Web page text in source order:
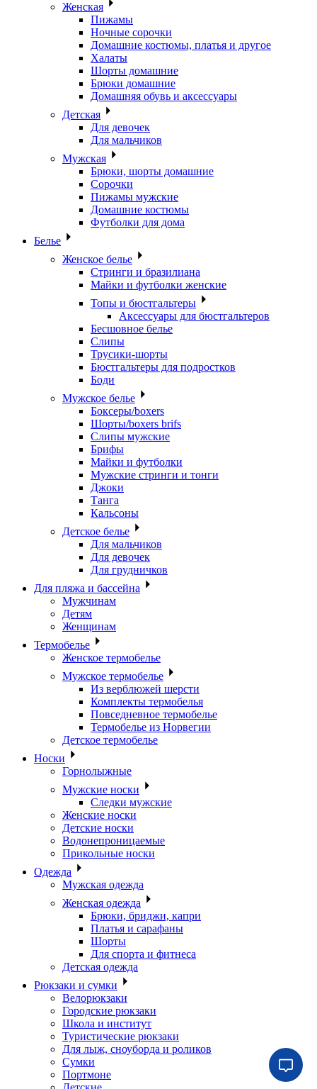
Женская
Пижамы
Ночные сорочки
Домашние костюмы, платья и другое
Халаты
Шорты домашние
Брюки домашние
Домашняя обувь и аксессуары
Детская
Для девочек
Для мальчиков
Мужская
Брюки, шорты домашние
Сорочки
Пижамы мужские
Домашние костюмы
Футболки для дома
Белье
Женское белье
Стринги и бразилиана
Майки и футболки женские
Топы и бюстгальтеры
Аксессуары для бюстгальтеров
Бесшовное белье
Слипы
Трусики-шорты
Бюстгальтеры для подростков
Боди
Мужское белье
Боксеры/boxers
Шорты/boxers brifs
Слипы мужские
Брифы
Майки и футболки
Мужские стринги и тонги
Джоки
Танга
Кальсоны
Детское белье
Для мальчиков
Для девочек
Для грудничков
Для пляжа и бассейна
Мужчинам
Детям
Женщинам
Термобелье
Женское термобелье
Мужское термобелье
Из верблюжей шерсти
Комплекты термобелья
Повседневное термобелье
Термобелье из Норвегии
Детское термобелье
Носки
Горнолыжные
Мужские носки
Следки мужские
Женские носки
Детские носки
Водонепроницаемые
Прикольные носки
Одежда
Мужская одежда
Женская одежда
Брюки, бриджи, капри
Платья и сарафаны
Шорты
Для спорта и фитнеса
Детская одежда
Рюкзаки и сумки
Велорюкзаки
Городские рюкзаки
Школа и институт
Туристические рюкзаки
Для лыж, сноуборда и роликов
Сумки
Портмоне